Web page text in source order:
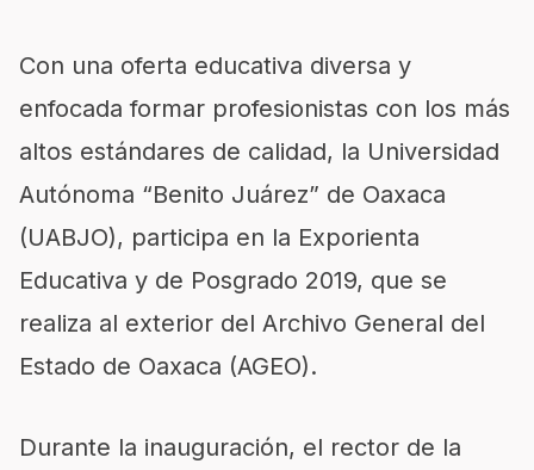
Con una oferta educativa diversa y
enfocada formar profesionistas con los más
altos estándares de calidad, la Universidad
Autónoma “Benito Juárez” de Oaxaca
(UABJO), participa en la Exporienta
Educativa y de Posgrado 2019, que se
realiza al exterior del Archivo General del
Estado de Oaxaca (AGEO).
Durante la inauguración, el rector de la